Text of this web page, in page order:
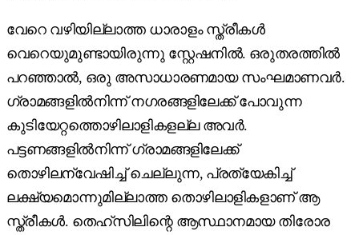
വേറെ വഴിയില്ലാത്ത ധാരാളം സ്ത്രീകൾ
വെറെയുമുണ്ടായിരുന്നു സ്റ്റേഷനിൽ. ഒരുതരത്തിൽ
പറഞ്ഞാൽ, ഒരു അസാധാരണമായ സംഘമാണവർ.
ഗ്രാമങ്ങളിൽനിന്ന് നഗരങ്ങളിലേക്ക് പോവുന്ന
കുടിയേറ്റത്തൊഴിലാളികളല്ല അവർ.
പട്ടണങ്ങളിൽനിന്ന് ഗ്രാമങ്ങളിലേക്ക്
തൊഴിലന്വേഷിച്ച് ചെല്ലുന്ന, പ്രത്യേകിച്ച്
ലക്ഷ്യമൊന്നുമില്ലാത്ത തൊഴിലാളികളാണ് ആ
സ്ത്രീകൾ. തെഹ്‌സിലിന്റെ ആസ്ഥാനമായ തിരോര